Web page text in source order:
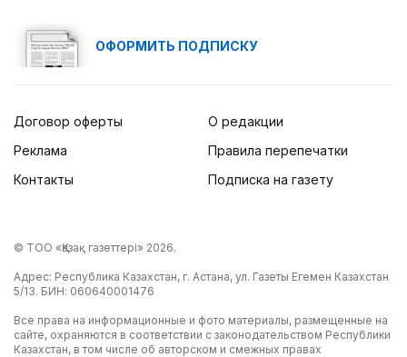
ОФОРМИТЬ ПОДПИСКУ
Договор оферты
Реклама
Контакты
О редакции
Правила перепечатки
Подписка на газету
© ТОО «Қазақ газеттері» 2026.
Адрес: Республика Казахстан, г. Астана, ул. Газеты Егемен Казахстан
5/13. БИН: 060640001476
Все права на информационные и фото материалы, размещенные на
сайте, охраняются в соответствии с законодательством Республики
Казахстан, в том числе об авторском и смежных правах